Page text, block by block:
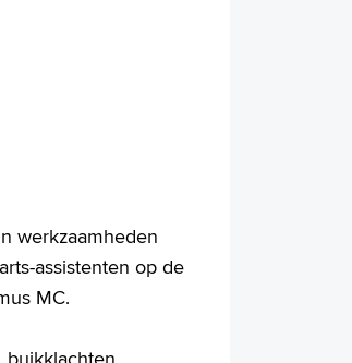
werkzaamheden
assistenten op de
MC.